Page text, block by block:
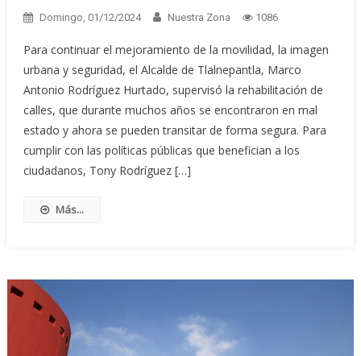
Domingo, 01/12/2024 Nuestra Zona 1086
Para continuar el mejoramiento de la movilidad, la imagen
urbana y seguridad, el Alcalde de Tlalnepantla, Marco
Antonio Rodríguez Hurtado, supervisó la rehabilitación de
calles, que durante muchos años se encontraron en mal
estado y ahora se pueden transitar de forma segura. Para
cumplir con las políticas públicas que benefician a los
ciudadanos, Tony Rodríguez […]
Más...